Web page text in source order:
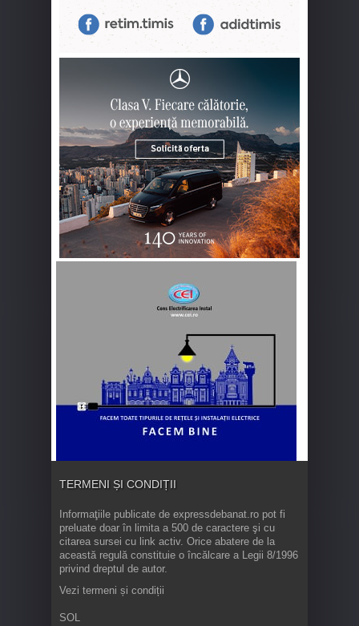
TERMENI ȘI CONDIȚII
Informaţiile publicate de expressdebanat.ro pot fi
preluate doar în limita a 500 de caractere şi cu
citarea sursei cu link activ. Orice abatere de la
această regulă constituie o încălcare a Legii 8/1996
privind dreptul de autor.
Vezi termeni și condiții
SOL